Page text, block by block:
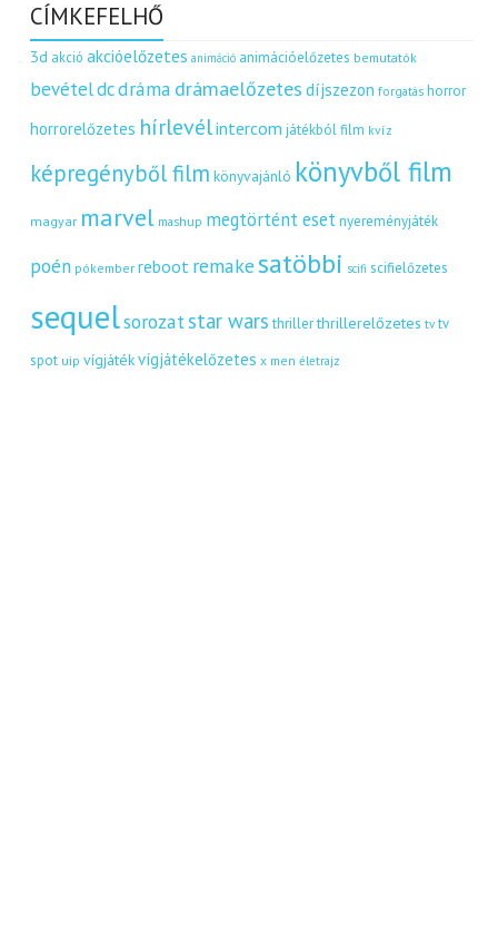
CÍMKEFELHŐ
3d akció akcióelőzetes animáció animációelőzetes bemutatók
bevételdcdráma drámaelőzetes díjszezon forgatás horror
horrorelőzetes hírlevélintercom játékból film kvíz
képregényből film könyvajánló könyvből film
magyar marvel mashup megtörtént eset nyereményjáték
poén pókember reboot remakesatöbbi scifi scifielőzetes
sequelsorozatstar wars thriller thrillerelőzetes tv tv
spot uip vígjátékvígjátékelőzetes x men életrajz